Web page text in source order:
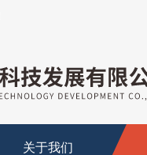
关于我们